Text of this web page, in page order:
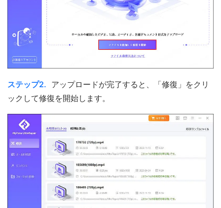
ステップ2. アップロードが完了すると、「修復」をクリ
ックして修復を開始します。